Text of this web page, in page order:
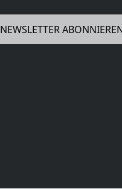
NEWSLETTER